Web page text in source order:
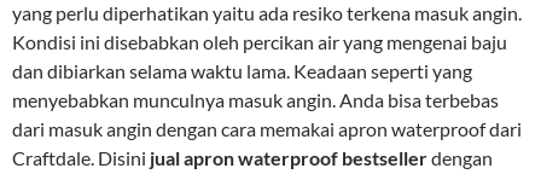
yang perlu diperhatikan yaitu ada resiko terkena masuk angin.
Kondisi ini disebabkan oleh percikan air yang mengenai baju
dan dibiarkan selama waktu lama. Keadaan seperti yang
menyebabkan munculnya masuk angin. Anda bisa terbebas
dari masuk angin dengan cara memakai apron waterproof dari
Craftdale. Disini jual apron waterproof bestsellerdengan